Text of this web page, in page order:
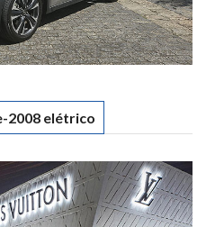
2008 elétrico